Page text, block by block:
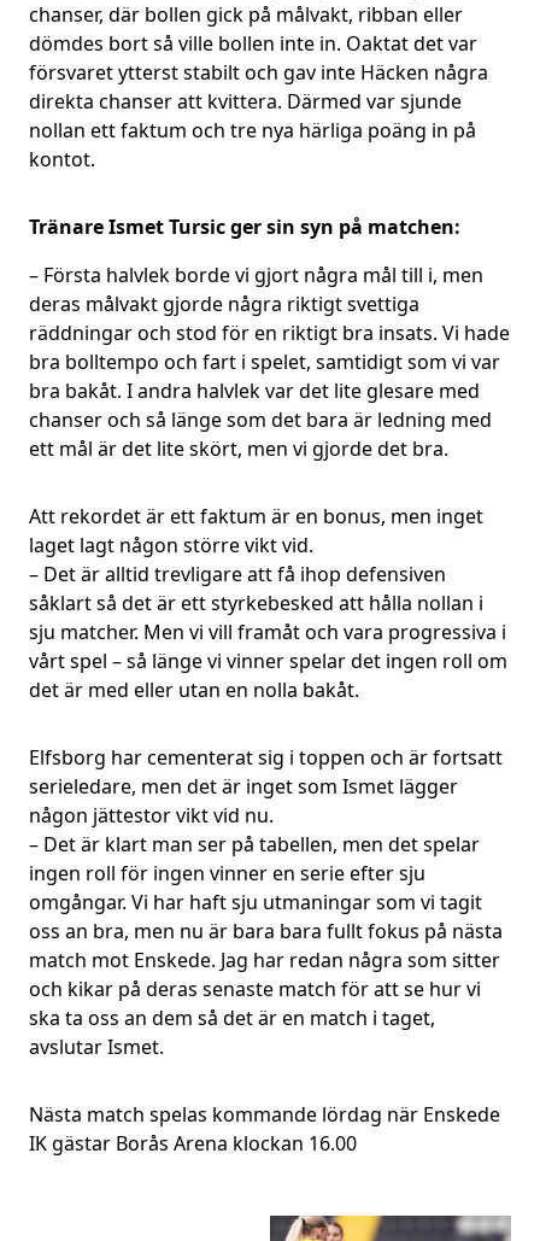
chanser, där bollen gick på målvakt, ribban eller
dömdes bort så ville bollen inte in. Oaktat det var
försvaret ytterst stabilt och gav inte Häcken några
direkta chanser att kvittera. Därmed var sjunde
nollan ett faktum och tre nya härliga poäng in på
kontot.
Tränare Ismet Tursic ger sin syn på matchen:
– Första halvlek borde vi gjort några mål till i, men
deras målvakt gjorde några riktigt svettiga
räddningar och stod för en riktigt bra insats. Vi hade
bra bolltempo och fart i spelet, samtidigt som vi var
bra bakåt. I andra halvlek var det lite glesare med
chanser och så länge som det bara är ledning med
ett mål är det lite skört, men vi gjorde det bra.
Att rekordet är ett faktum är en bonus, men inget
laget lagt någon större vikt vid.
– Det är alltid trevligare att få ihop defensiven
såklart så det är ett styrkebesked att hålla nollan i
sju matcher. Men vi vill framåt och vara progressiva i
vårt spel – så länge vi vinner spelar det ingen roll om
det är med eller utan en nolla bakåt.
Elfsborg har cementerat sig i toppen och är fortsatt
serieledare, men det är inget som Ismet lägger
någon jättestor vikt vid nu.
– Det är klart man ser på tabellen, men det spelar
ingen roll för ingen vinner en serie efter sju
omgångar. Vi har haft sju utmaningar som vi tagit
oss an bra, men nu är bara bara fullt fokus på nästa
match mot Enskede. Jag har redan några som sitter
och kikar på deras senaste match för att se hur vi
ska ta oss an dem så det är en match i taget,
avslutar Ismet.
Nästa match spelas kommande lördag när Enskede
IK gästar Borås Arena klockan 16.00